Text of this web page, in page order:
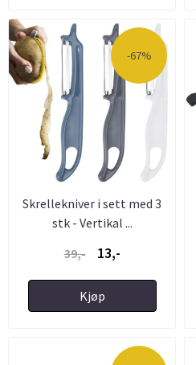
-67%
Skrellekniver i sett med 3
stk - Vertikal ...
39,-
13,-
Kjøp